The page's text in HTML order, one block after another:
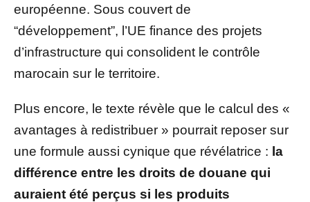
européenne. Sous couvert de
“développement”, l’UE finance des projets
d’infrastructure qui consolident le contrôle
marocain sur le territoire.
Plus encore, le texte révèle que le calcul des «
avantages à redistribuer » pourrait reposer sur
une formule aussi cynique que révélatrice : la
différence entre les droits de douane qui
auraient été perçus si les produits